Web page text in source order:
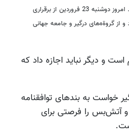
در پی برقراری آتش‌بس اسماعیل ولد شیخ احمد امروز دوشنبه 23 فروردين از برقراری
گروةه‌های درگیر و جامعه جهانی
و دیگر نباید اجازه داد که
خواست به بندها‌ی توافقنامه
آتش‌بس را فرصتی برای